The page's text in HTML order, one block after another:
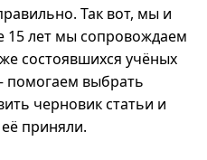
Так вот, мы и
15 лет мы сопровождаем
состоявшихся учёных
помогаем выбрать
черновик статьи и
приняли.